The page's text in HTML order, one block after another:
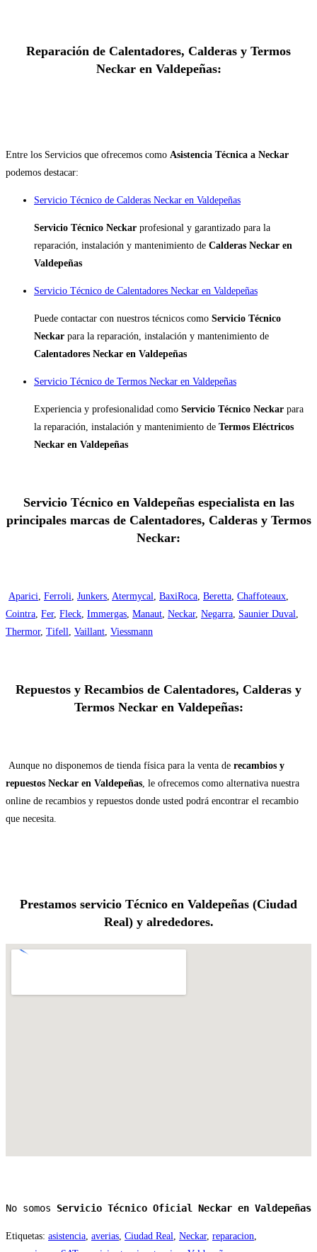
Reparación de Calentadores, Calderas y Termos
Neckar en Valdepeñas:
Entre los Servicios que ofrecemos como Asistencia Técnica a Neckar
podemos destacar:
Servicio Técnico de Calderas Neckar en Valdepeñas
Servicio Técnico Neckar profesional y garantizado para la
reparación, instalación y mantenimiento de Calderas Neckar en
Valdepeñas
Servicio Técnico de Calentadores Neckar en Valdepeñas
Puede contactar con nuestros técnicos como Servicio Técnico
Neckar para la reparación, instalación y mantenimiento de
Calentadores Neckar en Valdepeñas
Servicio Técnico de Termos Neckar en Valdepeñas
Experiencia y profesionalidad como Servicio Técnico Neckar para
la reparación, instalación y mantenimiento de Termos Eléctricos
Neckar en Valdepeñas
Servicio Técnico en Valdepeñas especialista en las
principales marcas de Calentadores, Calderas y Termos
Neckar:
Aparici, Ferroli, Junkers, Atermycal, BaxiRoca, Beretta, Chaffoteaux,
Cointra, Fer, Fleck, Immergas, Manaut, Neckar, Negarra, Saunier Duval,
Thermor, Tifell, Vaillant, Viessmann
Repuestos y Recambios de Calentadores, Calderas y
Termos Neckar en Valdepeñas:
Aunque no disponemos de tienda física para la venta de recambios y
repuestos Neckar en Valdepeñas, le ofrecemos como alternativa nuestra
online de recambios y repuestos donde usted podrá encontrar el recambio
que necesita.
Prestamos servicio Técnico en Valdepeñas (Ciudad
Real) y alrededores.
No somos Servicio Técnico Oficial Neckar en Valdepeñas
Etiquetas: asistencia, averias, Ciudad Real, Neckar, reparacion,